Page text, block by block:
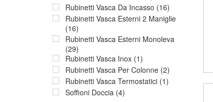
Rubinetti Vasca Da Incasso (16)
Rubinetti Vasca Esterni 2 Maniglie
(16)
Rubinetti Vasca Esterni Monoleva
(29)
Rubinetti Vasca Inox (1)
Rubinetti Vasca Per Colonne (2)
Rubinetti Vasca Termostatici (1)
Soffioni Doccia (4)